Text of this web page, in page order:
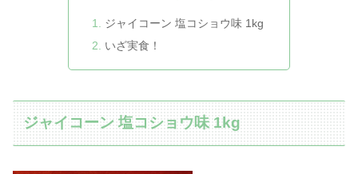
ジャイコーン 塩コショウ味 1kg
いざ実食！
ジャイコーン 塩コショウ味 1kg